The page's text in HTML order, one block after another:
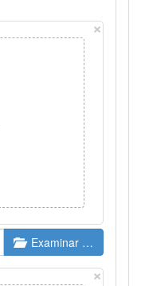
×
Examinar …
×